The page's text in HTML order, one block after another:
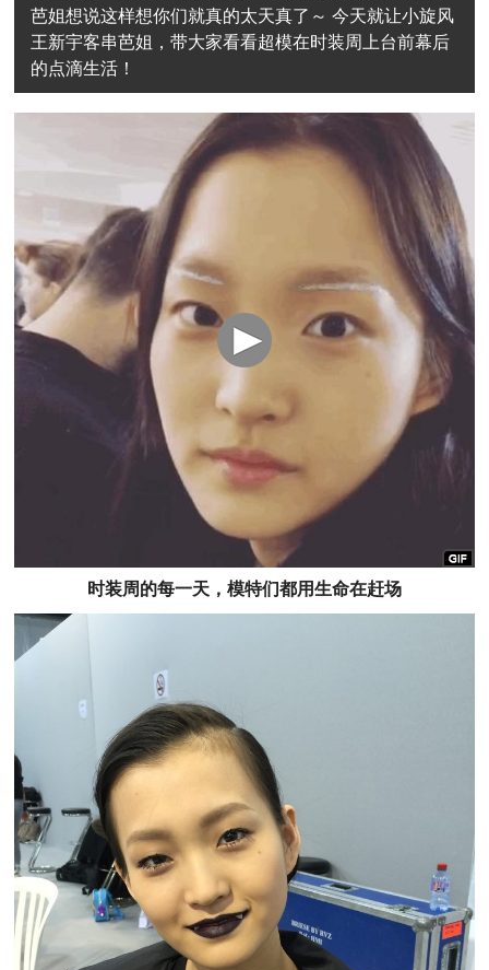
芭姐想说这样想你们就真的太天真了～ 今天就让小旋风
王新宇客串芭姐，带大家看看超模在时装周上台前幕后
的点滴生活！
时装周的每一天， 模特们都用生命在赶场